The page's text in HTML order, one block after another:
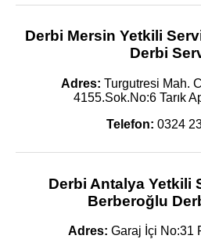
Derbi Mersin Yetkili
Derbi
Adres: Turgutresi Mah.
4155.Sok.No:6 Tarık
Telefon: 0324
Derbi Antalya Yetkili
Berberoğlu
Adres: Garaj İçi No:31